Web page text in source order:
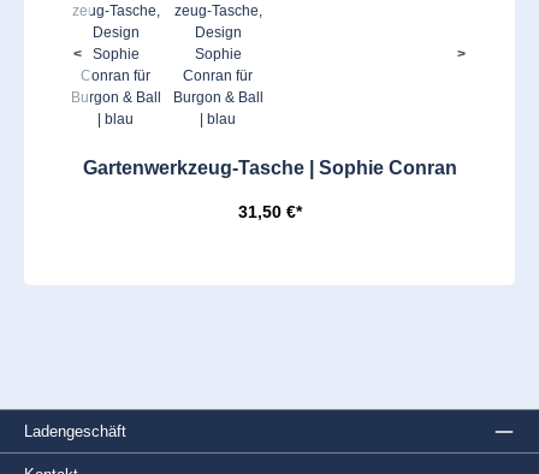
< >
Gartenwerkzeug-Tasche | Sophie Conran
31,50 €*
Ladengeschäft